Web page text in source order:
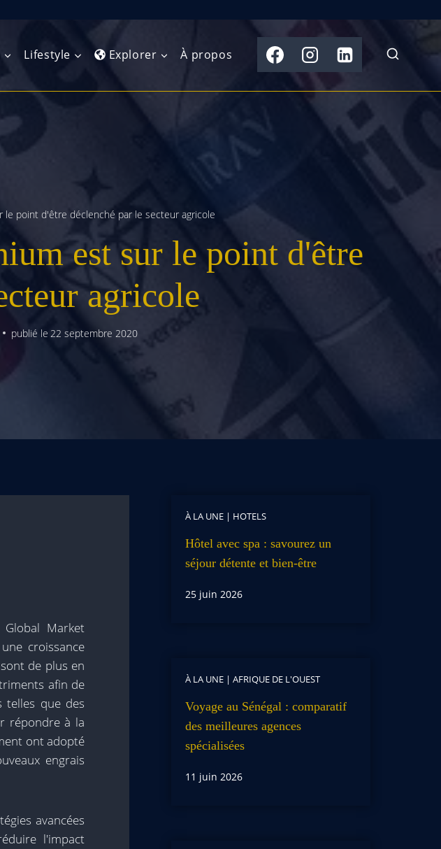
Lifestyle Explorer
du Nord
Afrique de l’Est
Afrique australe
indien
Asie du Sud-Est
Extrême-Orient
Australasie
Îles du Pacifique
À propos
point d'être déclenché par le secteur agricole
est sur le point d'être
agricole
publié le 22 septembre 2020
Global Market
croissance
de plus en
afin de
telles que des
répondre à la
ont adopté
engrais
avancées
l'impact
À LA UNE| HOTELS
Hôtel avec spa : savourez un
séjour détente et bien-être
25 juin 2026
À LA UNE| AFRIQUE DE L'OUEST
Voyage au Sénégal : comparatif
des meilleures agences
spécialisées
11 juin 2026